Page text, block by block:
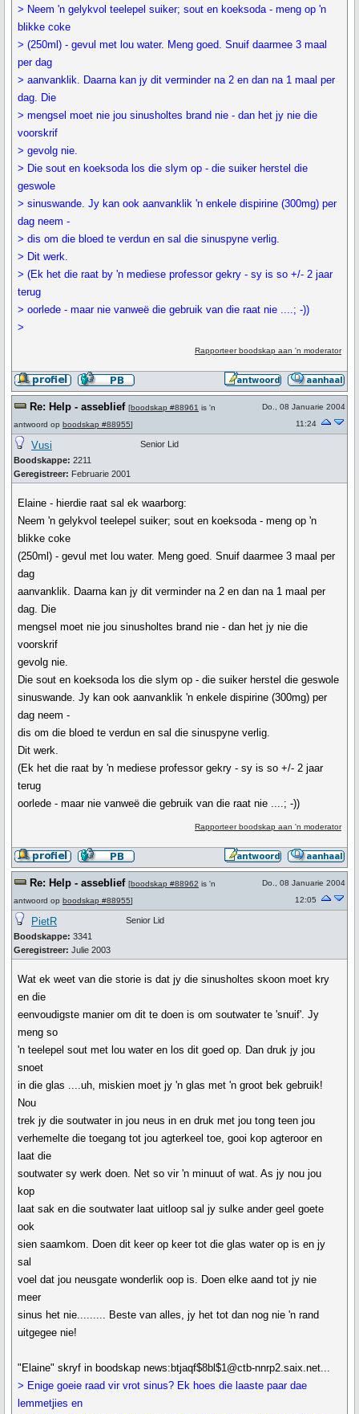
> Neem 'n gelykvol teelepel suiker; sout en koeksoda - meng op 'n
blikke coke
> (250ml) - gevul met lou water. Meng goed. Snuif daarmee 3 maal
per dag
> aanvanklik. Daarna kan jy dit verminder na 2 en dan na 1 maal per
dag. Die
> mengsel moet nie jou sinusholtes brand nie - dan het jy nie die
voorskrif
> gevolg nie.
> Die sout en koeksoda los die slym op - die suiker herstel die
geswole
> sinuswande. Jy kan ook aanvanklik 'n enkele dispirine (300mg) per
dag neem -
> dis om die bloed te verdun en sal die sinuspyne verlig.
> Dit werk.
> (Ek het die raat by 'n mediese professor gekry - sy is so +/- 2 jaar
terug
> oorlede - maar nie vanweë die gebruik van die raat nie ....; -))
>
Rapporteer boodskap aan 'n moderator
Re: Help - asseblief [boodskap #88961 is 'n
antwoord op boodskap #88955]
Do., 08 Januarie 2004
11:24
Vusi
Boodskappe: 2211
Geregistreer: Februarie 2001
Senior Lid
Elaine - hierdie raat sal ek waarborg:
Neem 'n gelykvol teelepel suiker; sout en koeksoda - meng op 'n
blikke coke
(250ml) - gevul met lou water. Meng goed. Snuif daarmee 3 maal per
dag
aanvanklik. Daarna kan jy dit verminder na 2 en dan na 1 maal per
dag. Die
mengsel moet nie jou sinusholtes brand nie - dan het jy nie die
voorskrif
gevolg nie.
Die sout en koeksoda los die slym op - die suiker herstel die geswole
sinuswande. Jy kan ook aanvanklik 'n enkele dispirine (300mg) per
dag neem -
dis om die bloed te verdun en sal die sinuspyne verlig.
Dit werk.
(Ek het die raat by 'n mediese professor gekry - sy is so +/- 2 jaar
terug
oorlede - maar nie vanweë die gebruik van die raat nie ....; -))
Rapporteer boodskap aan 'n moderator
Re: Help - asseblief [boodskap #88962 is 'n
antwoord op boodskap #88955]
Do., 08 Januarie 2004
12:05
PietR
Boodskappe: 3341
Geregistreer: Julie 2003
Senior Lid
Wat ek weet van die storie is dat jy die sinusholtes skoon moet kry
en die
eenvoudigste manier om dit te doen is om soutwater te 'snuif'. Jy
meng so
'n teelepel sout met lou water en los dit goed op. Dan druk jy jou
snoet
in die glas ....uh, miskien moet jy 'n glas met 'n groot bek gebruik!
Nou
trek jy die soutwater in jou neus in en druk met jou tong teen jou
verhemelte die toegang tot jou agterkeel toe, gooi kop agteroor en
laat die
soutwater sy werk doen. Net so vir 'n minuut of wat. As jy nou jou
kop
laat sak en die soutwater laat uitloop sal jy sulke ander geel goete
ook
sien saamkom. Doen dit keer op keer tot die glas water op is en jy
sal
voel dat jou neusgate wonderlik oop is. Doen elke aand tot jy nie
meer
sinus het nie......... Beste van alles, jy het tot dan nog nie 'n rand
uitgegee nie!
"Elaine" skryf in boodskap news:btjaqf$8bl$1@ctb-nnrp2.saix.net...
> Enige goeie raad vir vrot sinus? Ek hoes die laaste paar dae
lemmetjies en